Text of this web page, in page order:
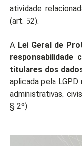
atividade
(art. 52).
A Lei Geral de
responsabilidade
titulares dos
aplicada pela
administrativas,
§ 2º)